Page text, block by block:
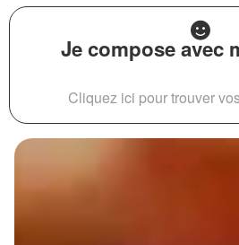
Je compose avec
Cliquez ici pour trouver